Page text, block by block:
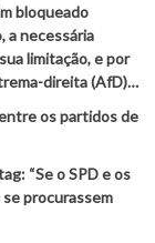
bloqueado
a necessária
limitação, e por
direita (AfD)…
os partidos de
“Se o SPD e os
procurassem